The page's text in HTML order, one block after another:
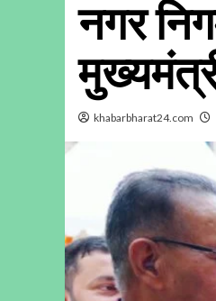
नगर
khabarbharat24.com